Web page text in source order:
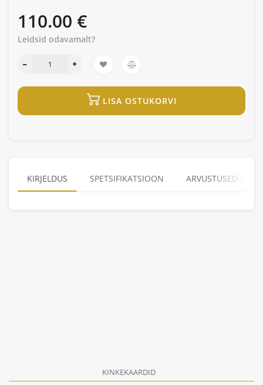
110.00 €
Leidsid odavamalt?
LISA OSTUKORVI
KIRJELDUS SPETSIFIKATSIOON ARVUSTUSED (0)
KINKEKAARDID